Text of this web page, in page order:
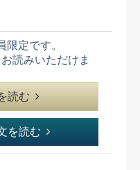
限定です。
読みいただけま
読む
を読む